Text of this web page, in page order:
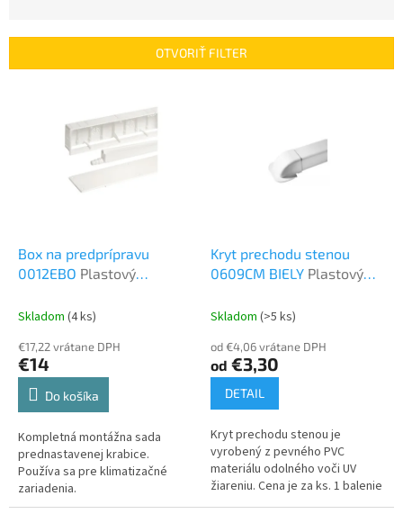
p
OTVORIŤ FILTER
Box na predprípravu
0012EBO Plastový
Skladom (4 ks)
€17,22 vrátane DPH
€14
Do košíka
Kompletná montážna sada
prednastavenej krabice.
Používa sa pre klimatizačné
zariadenia.
Kryt prechodu stenou
0609CM BIELY Plastový
Skladom (>5 ks)
od €4,06 vrátane DPH
od €3,30
DETAIL
Kryt prechodu stenou je
vyrobený z pevného PVC
materiálu odolného voči UV
žiareniu. Cena je za ks. 1 balenie
= 9 ks